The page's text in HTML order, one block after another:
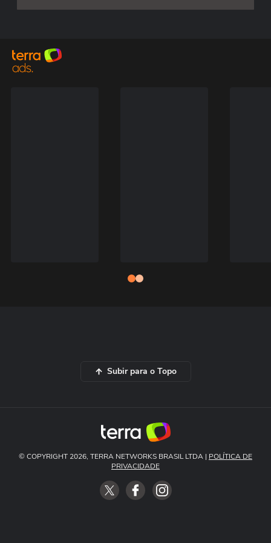
Subir para o Topo
© COPYRIGHT 2026, TERRA NETWORKS BRASIL LTDA | POLÍTICA DE
PRIVACIDADE